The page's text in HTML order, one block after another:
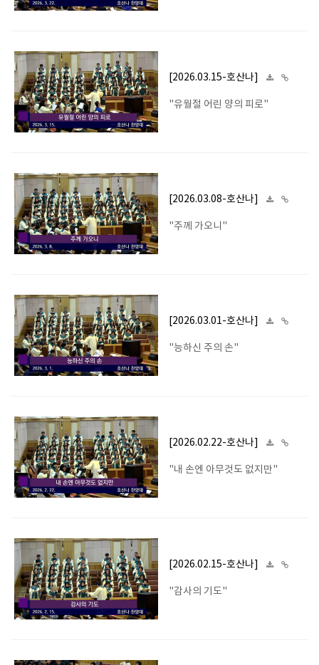
[2026.03.15-호산나]
"유월절 어린 양의 피로"
[2026.03.08-호산나]
"주께 가오니"
[2026.03.01-호산나]
"능하신 주의 손"
[2026.02.22-호산나]
"내 손엔 아무것도 없지만"
[2026.02.15-호산나]
"감사의 기도"